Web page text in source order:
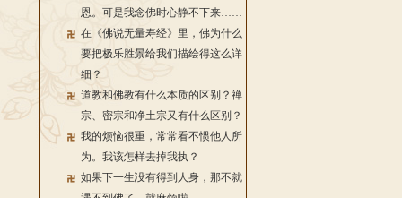
恩。可是我念佛时心静不下来……
在《佛说无量寿经》里，佛为什么
要把极乐胜景给我们描绘得这么详
细？
道教和佛教有什么本质的区别？禅
宗、密宗和净土宗又有什么区别？
我的烦恼很重，常常看不惯他人所
为。我该怎样去掉我执？
如果下一生没有得到人身，那不就